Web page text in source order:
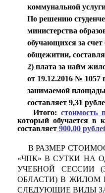
коммунальной
По решению
министерства
обучающихся за
общежитии,
2) плата за найм
от 19.12.2016 № 1057
занимаемой
составляет 9,31
Итого:стоимость
который обучается в
составляет 900,00
В РАЗМЕР
«ЧПК» В СУТКИ НА
УЧЕБНОЙ СЕССИИ
ОБЛАСТИ) В ЖИЛОМ
СЛЕДУЮЩИЕ ВИДЫ